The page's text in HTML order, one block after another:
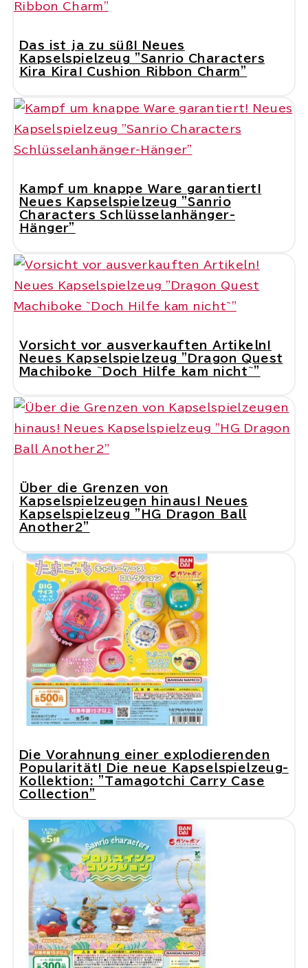
Das ist ja zu süß! Neues
Kapselspielzeug "Sanrio Characters
Kira Kira! Cushion Ribbon Charm"
Kampf um knappe Ware garantiert!
Neues Kapselspielzeug "Sanrio
Characters Schlüsselanhänger-
Hänger"
Vorsicht vor ausverkauften Artikeln!
Neues Kapselspielzeug "Dragon Quest
Machiboke ~Doch Hilfe kam nicht~"
Über die Grenzen von
Kapselspielzeugen hinaus! Neues
Kapselspielzeug "HG Dragon Ball
Another2"
Die Vorahnung einer explodierenden
Popularität! Die neue Kapselspielzeug-
Kollektion: "Tamagotchi Carry Case
Collection"